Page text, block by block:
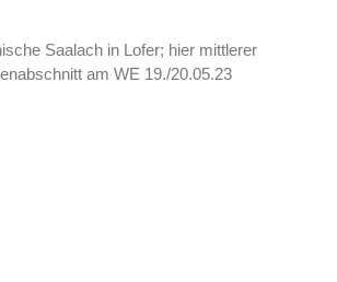
Saalach in Lofer; hier mittlerer
am WE 19./20.05.23